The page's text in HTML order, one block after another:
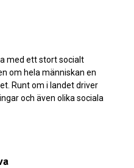
med ett stort socialt
om hela människan en
Runt om i landet driver
och även olika sociala